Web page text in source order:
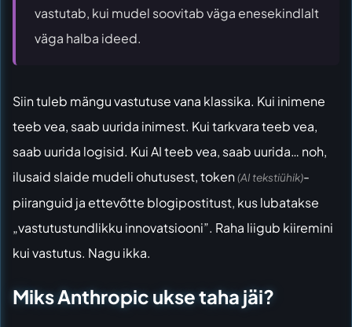
vastutab, kui mudel soovitab väga enesekindlalt
väga halba ideed.
Siin tuleb mängu vastutuse vana klassika. Kui inimene
teeb vea, saab uurida inimest. Kui tarkvara teeb vea,
saab uurida logisid. Kui AI teeb vea, saab uurida… noh,
ilusaid slaide mudeli ohutusest, token(AI tekstiühik)-
piiranguid ja ettevõtte blogipostitust, kus lubatakse
„vastutustundlikku innovatsiooni”. Raha liigub kiiremini
kui vastutus. Nagu ikka.
Miks Anthropic ukse taha jäi?